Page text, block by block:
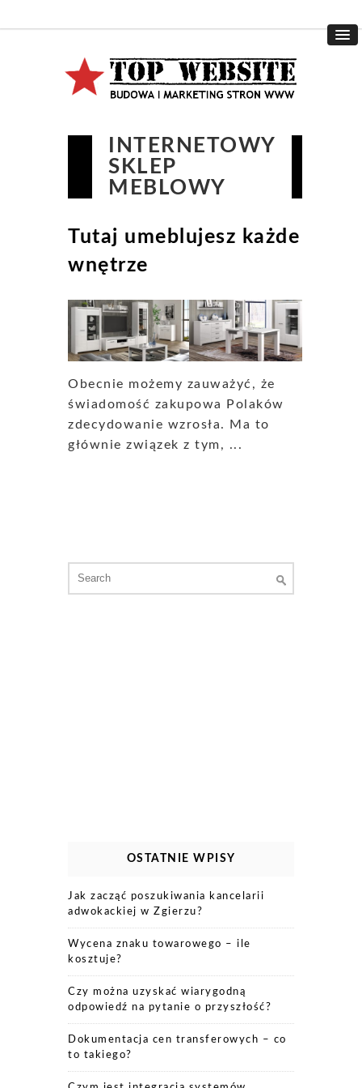
INTERNETOWY
SKLEP
MEBLOWY
Tutaj umeblujesz każde
wnętrze
Obecnie możemy zauważyć, że
świadomość zakupowa Polaków
zdecydowanie wzrosła. Ma to
głównie związek z tym, ...
for:
OSTATNIE WPISY
Jak zacząć poszukiwania kancelarii
adwokackiej w Zgierzu?
Wycena znaku towarowego – ile
kosztuje?
Czy można uzyskać wiarygodną
odpowiedź na pytanie o przyszłość?
Dokumentacja cen transferowych – co
to takiego?